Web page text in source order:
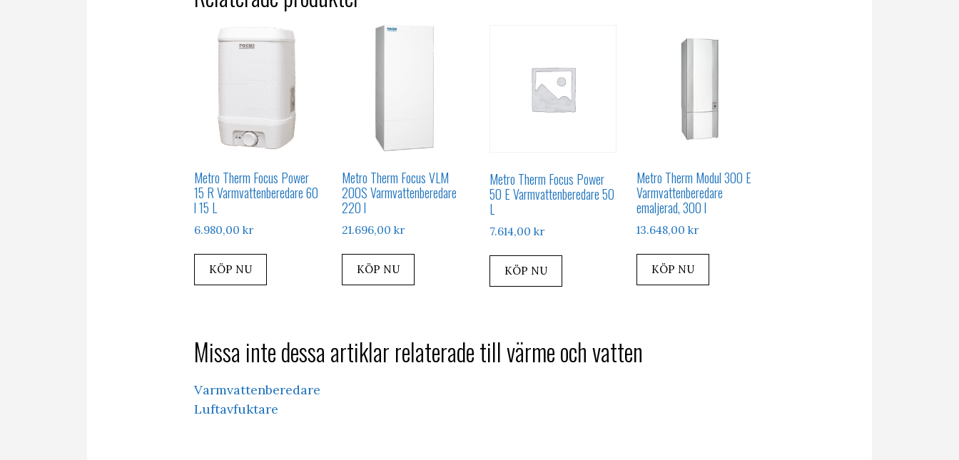
Metro Therm Focus Power
15 R Varmvattenberedare 60
l 15 L
6.980,00 kr
KÖP NU
Metro Therm Focus VLM
200S Varmvattenberedare
220 l
21.696,00 kr
KÖP NU
Metro Therm Focus Power
50 E Varmvattenberedare 50
L
7.614,00 kr
KÖP NU
Metro Therm Modul 300 E
Varmvattenberedare
emaljerad, 300 l
13.648,00kr
KÖP NU
Missa inte dessa artiklar relaterade till värme och vatten
Varmvattenberedare
Luftavfuktare